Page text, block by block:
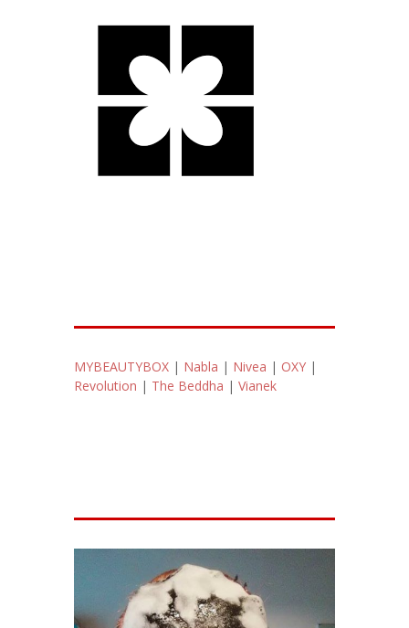
MYBEAUTYBOX| Nabla | Nivea | OXY|
Revolution | The Beddha | Vianek